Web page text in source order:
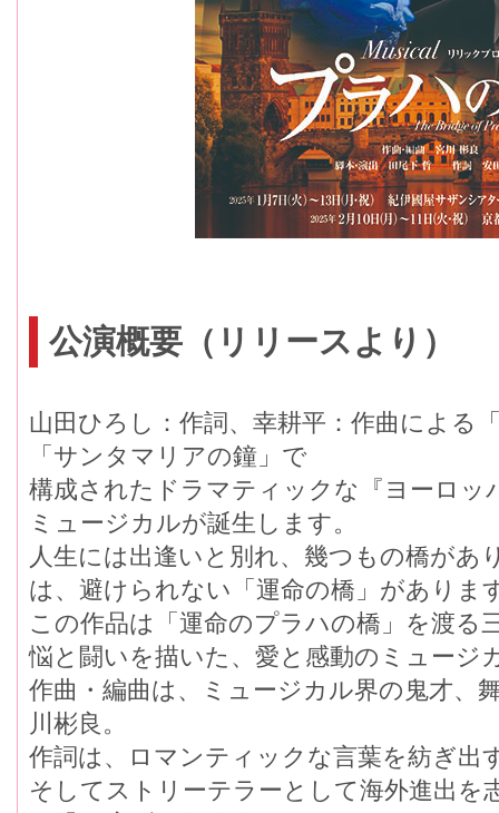
公演概要（リリースより）
山田ひろし：作詞、幸耕平：作曲による
「サンタマリアの鐘」で
構成されたドラマティックな『ヨーロッ
ミュージカルが誕生します。
人生には出逢いと別れ、幾つもの橋があ
は、避けられない「運命の橋」がありま
この作品は「運命のプラハの橋」を渡る
悩と闘いを描いた、愛と感動のミュージ
作曲・編曲は、ミュージカル界の鬼才、
川彬良。
作詞は、ロマンティックな言葉を紡ぎ出
そしてストリーテラーとして海外進出を